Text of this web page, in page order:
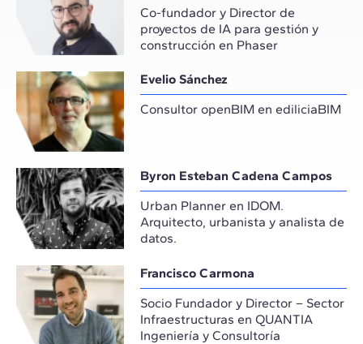
Co-fundador y Director de
proyectos de IA para gestión y
construcción en Phaser
Evelio Sánchez
Consultor openBIM en ediliciaBIM
Byron Esteban Cadena Campos
Urban Planner en IDOM.
Arquitecto, urbanista y analista de
datos.
Francisco Carmona
Socio Fundador y Director – Sector
Infraestructuras en QUANTIA
Ingeniería y Consultoría